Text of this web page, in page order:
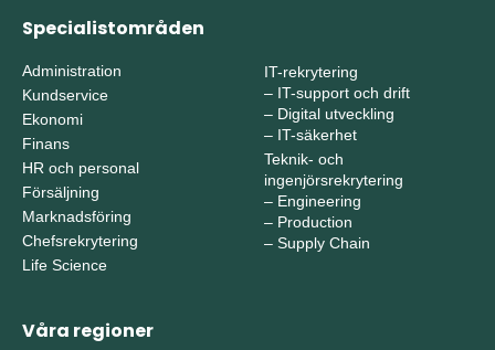
Specialistområden
Administration
Kundservice
Ekonomi
Finans
HR och personal
Försäljning
Marknadsföring
Chefsrekrytering
Life Science
IT-rekrytering
– IT-support och drift
– Digital utveckling
– IT-säkerhet
Teknik- och
ingenjörsrekrytering
– Engineering
– Production
– Supply Chain
Våra regioner